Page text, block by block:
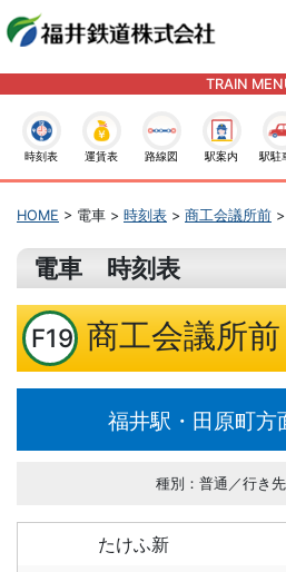
TRAIN
時刻表 運賃表 路線図 駅案内 駅駐
HOME > 電車 > 時刻表 > 商工会議所前
電車 時刻表
F19商工会議所前
福井駅・田原町
種別：普通／行き
たけふ新